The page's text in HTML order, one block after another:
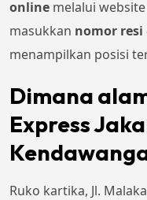
online melalui
masukkan nomor resi
menampilkan posisi
Dimana
Express
Ruko kartika, Jl.